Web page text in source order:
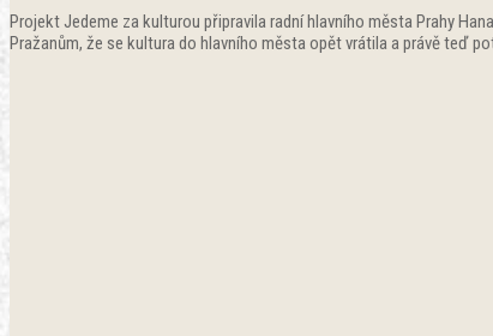
Projekt Jedeme za kulturou připravila radní hlavního města Prahy
Pražanům, že se kultura do hlavního města opět vrátila a právě teď